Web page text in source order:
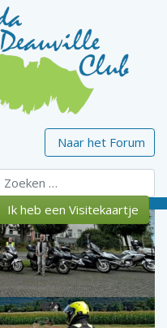
Naar het Forum
Zoeken
Ik heb een Visitekaartje